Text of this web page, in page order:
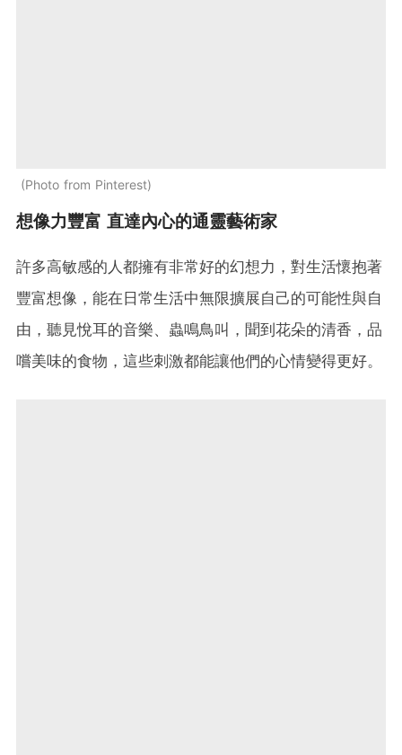
Photo from Pinterest
想像力豐富 直達內心的通靈藝術家
許多高敏感的人都擁有非常好的幻想力，對生活懷抱著
豐富想像，能在日常生活中無限擴展自己的可能性與自
由，聽見悅耳的音樂、蟲鳴鳥叫，聞到花朵的清香，品
嚐美味的食物，這些刺激都能讓他們的心情變得更好。